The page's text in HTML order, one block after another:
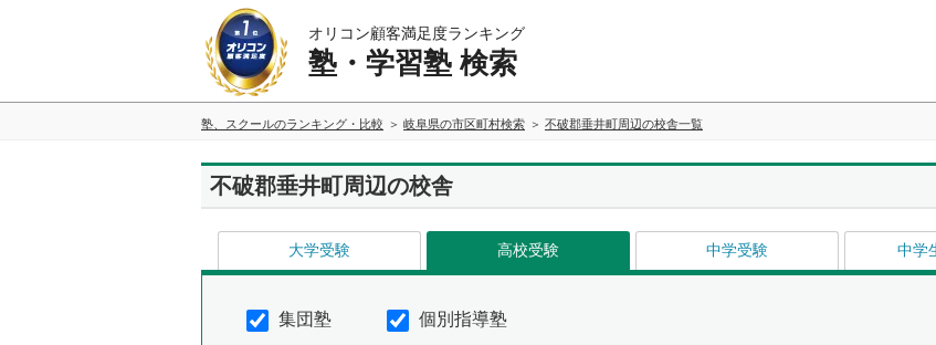
オリコン顧客満足度ランキング
塾・学習塾 検索
塾、スクールのランキング・比較 岐阜県の市区町村検索 不破郡垂井町周辺の校舎一覧
不破郡垂井町周辺の校舎
大学受験 高校受験 中学受験 中学
集団塾 個別指導塾